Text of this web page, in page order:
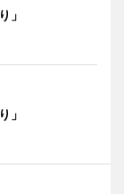
」
」